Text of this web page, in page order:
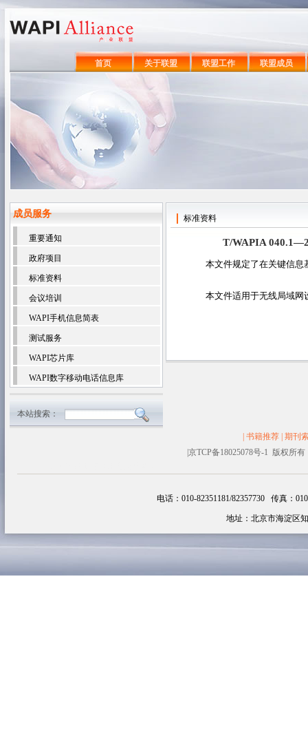
首页 关于联盟 联盟工作 联盟成员
成员服务
重要通知
政府项目
标准资料
会议培训
WAPI手机信息简表
测试服务
WAPI芯片库
WAPI数字移动电话信息库
本站搜索：
标准资料
T/WAPIA
本文件规定了在关键信
本文件适用于无线局域
|书籍推荐 |期刊
|京TCP备18025078号-1 版权所
电话：010-82351181/82357730 传真：
地址：北京市海淀区